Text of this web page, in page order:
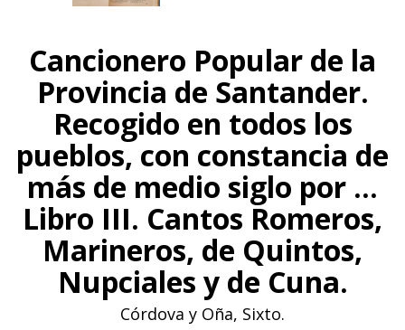
Cancionero Popular de la
Provincia de Santander.
Recogido en todos los
pueblos, con constancia de
más de medio siglo por ...
Libro III. Cantos Romeros,
Marineros, de Quintos,
Nupciales y de Cuna.
Córdova y Oña, Sixto.